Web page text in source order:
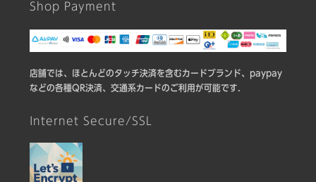
Shop Payment
店舗では、ほとんどのタッチ決済を含むカードブランド、paypay
などの各種QR決済、交通系カードのご利用が可能です.
Internet Secure/SSL